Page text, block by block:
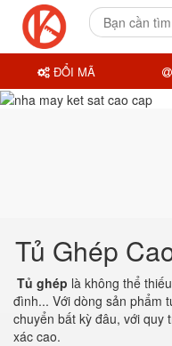
Tủ Ghép
Tủ ghép là không thể
đình... Với dòng sản phẩm
chuyển bất kỳ đâu, với quy
xác cao.
ĐỔI MÃ